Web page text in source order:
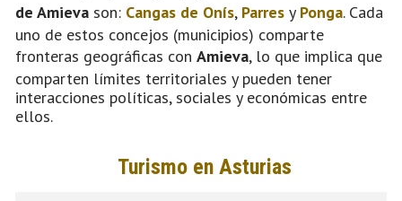
de Amieva son: Cangas de Onís, Parres y Ponga. Cada
uno de estos concejos (municipios) comparte
fronteras geográficas con Amieva, lo que implica que
comparten límites territoriales y pueden tener
interacciones políticas, sociales y económicas entre
ellos.